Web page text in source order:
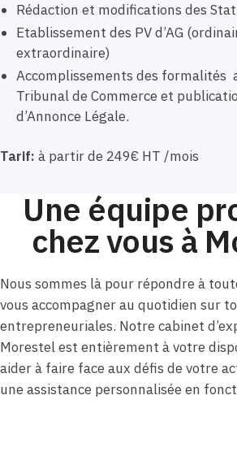
Rédaction et modifications des
Etablissement des PV d’AG
extraordinaire)
Accomplissements des formalités
Tribunal de Commerce et
d’Annonce Légale.
Tarif: à partir de 249€ HT /mois
Une équipe
chez vous à
Nous sommes là pour répondre à
vous accompagner au quotidien sur
entrepreneuriales. Notre cabinet
Morestel est entièrement à votre
aider à faire face aux défis de votre
une assistance personnalisée en